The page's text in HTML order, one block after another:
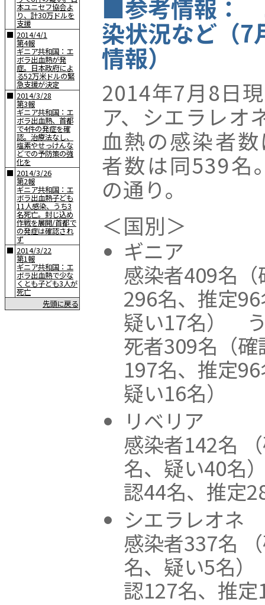
本ユニセフ協会よ
り、計30万ドルを
支援
■ 2014/4/1
第4報
ギニア共和国：エ
ボラ出血熱が発
症。日本政府によ
る52万米ドルの緊
急支援が決定
■ 2014/3/28
第3報
ギニア共和国：エ
ボラ出血熱、首都
で4件の発症を確
認。治療法なし、
塩素やせっけんな
どでの予防策の強
化を
■ 2014/3/26
第2報
ギニア共和国：エ
ボラ出血熱子ども
11人感染、うち3
名死亡。封じ込め
作戦を展開/首都で
の発症は確認され
ず
■ 2014/3/22
第1報
ギニア共和国：エ
ボラ出血熱で少な
くとも子ども3人が
死亡
先頭に戻る
■参考情報：
染状況など（
情報）
2014年7月8日
ア、シエラレオ
血熱の感染者
者数は同539名
の通り。
＜国別＞
ギニア
感染者409名（
296名、推定
疑い17名）
死者309名（確
197名、推定
疑い16名）
リベリア
感染者142名
名、疑い40名
認44名、推定
シエラレオネ
感染者337名
名、疑い5名
認127名、推